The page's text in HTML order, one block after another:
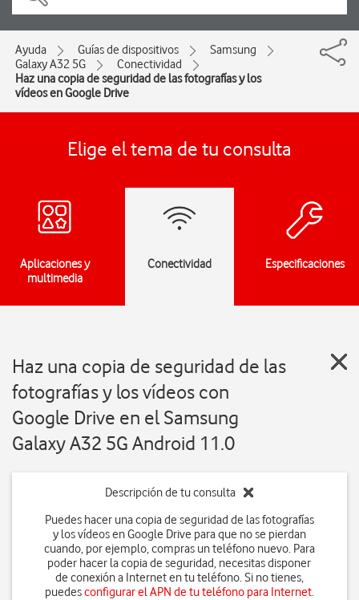
Ayuda Guías de dispositivos
Samsung
Galaxy A32 5G
Conectividad
Haz una copia de seguridad de las fotografías y los
vídeos en Google Drive
Elige el tema de tu consulta
Aplicaciones y
multimedia
Conectividad Especificaciones
Haz una copia de seguridad de las
fotografías y los vídeos con
Google Drive en el Samsung
Galaxy A32 5G Android 11.0
Descripción de tu consulta
Puedes hacer una copia de seguridad de las fotografías
y los vídeos en Google Drive para que no se pierdan
cuando, por ejemplo, compras un teléfono nuevo. Para
poder hacer la copia de seguridad, necesitas disponer
de conexión a Internet en tu teléfono. Si no tienes,
puedesconfigurar el APN de tu teléfono para Internet.